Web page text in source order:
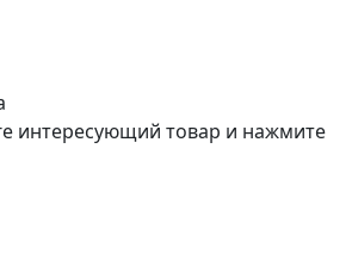
интересующий товар и нажмите